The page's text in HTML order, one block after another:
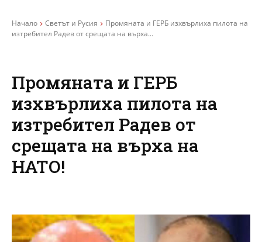
Начало Светът и Русия
Промяната и ГЕРБ изхвърлиха пилота на
изтребител Радев от срещата на върха...
Промяната и ГЕРБ
изхвърлиха пилота на
изтребител Радев от
срещата на върха на
НАТО!